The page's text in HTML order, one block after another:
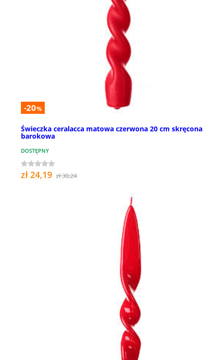
-20%
Świeczka ceralacca matowa czerwona 20 cm skręcona
barokowa
DOSTĘPNY
zł 24,19 zł 30,24